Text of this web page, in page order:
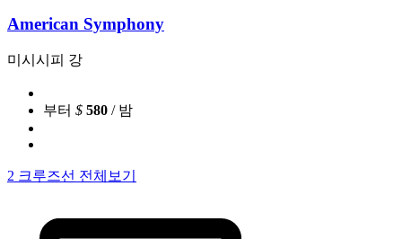
American Symphony
미시시피 강
부터 $ 580 / 밤
2 크루즈선 전체보기